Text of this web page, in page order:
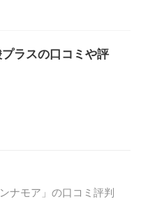
ラスの口コミや評
ナモア」の口コミ評判